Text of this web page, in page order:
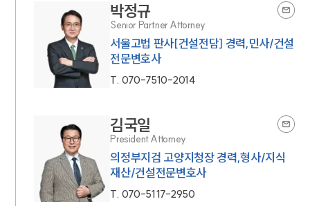
박정규
Senior Partner Attorney
서울고법 판사[건설전담] 경력,민사/건설
전문변호사
T. 070-7510-2014
김국일
President Attorney
의정부지검 고양지청장 경력,형사/지식
재산/건설전문변호사
T. 070-5117-2950